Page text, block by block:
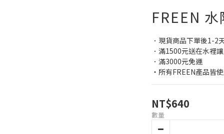
FREEN
．現貨商品下單後1-2
．滿1500元送在水裡
．滿3000元免運
・所有FREEN產品皆
NT$640
數量